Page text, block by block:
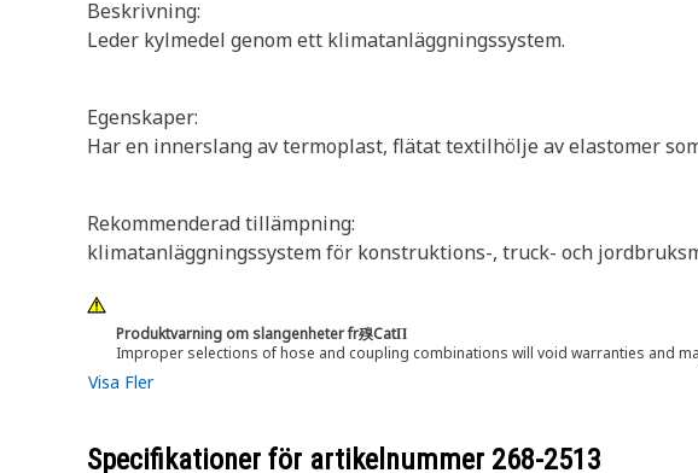
Beskrivning:
Leder kylmedel genom ett klimatanläggningssystem.
Egenskaper:
Har en innerslang av termoplast, flätat textilhölje av elastomer
Rekommenderad tillämpning:
klimatanläggningssystem för konstruktions-, truck- och
Produktvarning om slangenheter fr殠CatΠ
Improper selections of hose and coupling combinations will void warranties and
Visa Fler
Specifikationer för artikelnummer 268-2513